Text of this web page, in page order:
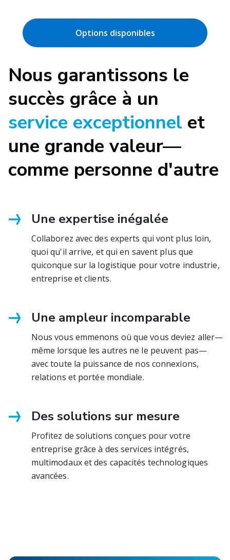
Options disponibles
Nous garantissons le
succès grâce à un
service exceptionnel et
une grande valeur—
comme personne d'autre
Une expertise inégalée
Collaborez avec des experts qui vont plus loin,
quoi qu'il arrive, et qui en savent plus que
quiconque sur la logistique pour votre industrie,
entreprise et clients.
Une ampleur incomparable
Nous vous emmenons où que vous deviez aller—
même lorsque les autres ne le peuvent pas—
avec toute la puissance de nos connexions,
relations et portée mondiale.
Des solutions sur mesure
Profitez de solutions conçues pour votre
entreprise grâce à des services intégrés,
multimodaux et des capacités technologiques
avancées.